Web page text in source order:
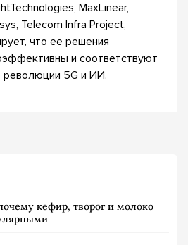
MaxLinear,
Telecom Infra Project,
что ее решения
и соответствуют
5G и ИИ.
кефир, творог и молоко